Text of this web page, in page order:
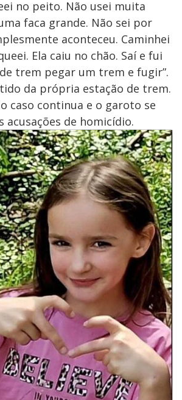
no peito. Não usei muita
faca grande. Não sei por
aconteceu. Caminhei
Ela caiu no chão. Saí e fui
trem pegar um trem e fugir”.
da própria estação de trem.
caso continua e o garoto se
acusações de homicídio.